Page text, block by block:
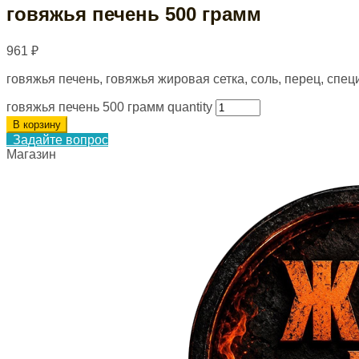
говяжья печень 500 грамм
961 ₽
говяжья печень, говяжья жировая сетка, соль, перец,
говяжья печень 500 грамм quantity
В корзину
Задайте вопрос
Магазин